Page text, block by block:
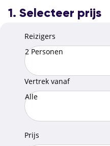
1. Selecteer prijs
Reizigers
2 Personen
Vertrek vanaf
Alle
Prijs